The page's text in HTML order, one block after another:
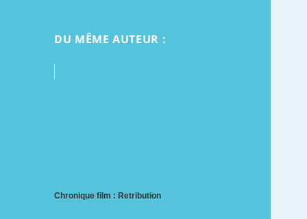
DU MÊME AUTEUR :
Chronique film : Retribution